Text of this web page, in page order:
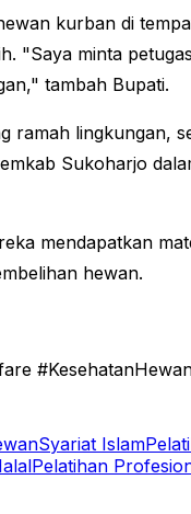
kurban di
"Saya minta
tambah Bupati.
ramah lingkungan,
Sukoharjo
mendapatkan
hewan.
Syariat Islam
Pelatihan